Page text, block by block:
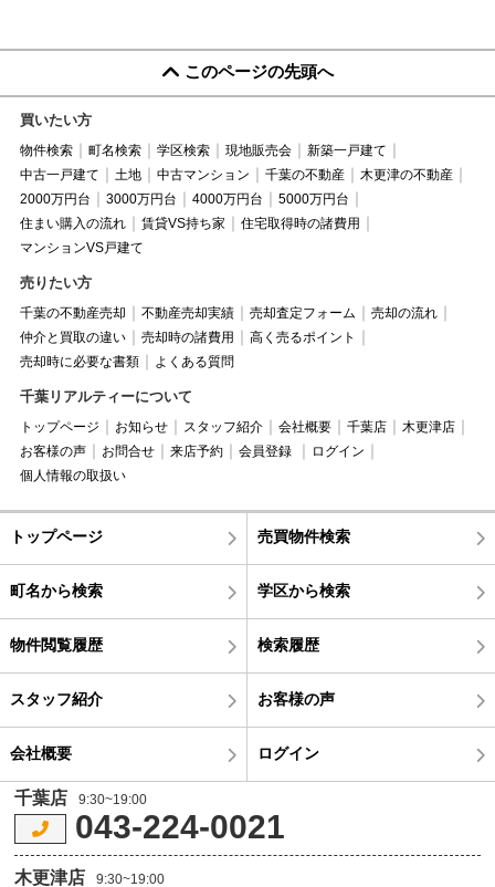
このページの先頭へ
買いたい方
物件検索 町名検索 学区検索 現地販売会
新築一戸建て
中古一戸建て
土地 中古マンション 千葉の不動産
木更津の不動産
2000万円台
3000万円台 4000万円台
5000万円台
住まい購入の流れ
賃貸VS持ち家
住宅取得時の諸費用
マンションVS戸建て
売りたい方
千葉の不動産売却 不動産売却実績 売却査定フォーム
売却の流れ
仲介と買取の違い
売却時の諸費用
高く売るポイント
売却時に必要な書類
よくある質問
千葉リアルティーについて
トップページ お知らせ スタッフ紹介 会社概要 千葉店
木更津店
お客様の声
お問合せ 来店予約 会員登録
ログイン
個人情報の取扱い
トップページ 売買物件検索
町名から検索 学区から検索
物件閲覧履歴 検索履歴
スタッフ紹介 お客様の声
会社概要 ログイン
千葉店 9:30~19:00
043-224-0021
木更津店 9:30~19:00